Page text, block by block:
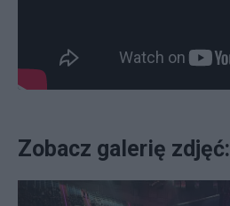
Zobacz galerię zdjęć: